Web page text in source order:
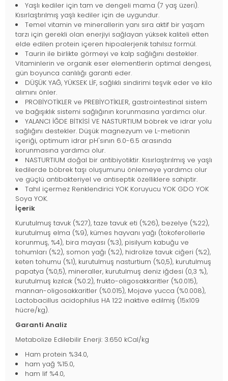
Yaşlı kediler için tam ve dengeli mama (7 yaş üzeri).
Kısırlaştırılmış yaşlı kediler için de uygundur.
Temel vitamin ve minerallerin yanı sıra aktif bir yaşam
tarzı için gerekli olan enerjiyi sağlayan yüksek kaliteli etten
elde edilen protein içeren hipoalerjenik tahılsız formül.
Taurin ile birlikte görmeyi ve kalp sağlığını destekler.
Vitaminlerin ve organik eser elementlerin optimal dengesi,
gün boyunca canlılığı garanti eder.
DÜŞÜK YAĞ, YÜKSEK LİF, sağlıklı sindirimi teşvik eder ve kilo
alımını önler.
PROBİYOTİKLER ve PREBİYOTİKLER, gastrointestinal sistem
ve bağışıklık sistemi sağlığının korunmasına yardımcı olur.
YALANCI İĞDE BİTKİSİ VE NASTURTIUM böbrek ve idrar yolu
sağlığını destekler. Düşük magnezyum ve L-metionin
içeriği, optimum idrar pH'sının 6.0-6.5 arasında
korunmasına yardımcı olur.
NASTURTIUM doğal bir antibiyotiktir. Kısırlaştırılmış ve yaşlı
kedilerde böbrek taşı oluşumunu önlemeye yardımcı olur
ve güçlü antibakteriyel ve antiseptik özelliklere sahiptir.
Tahıl içermez Renklendirici YOK Koruyucu YOK GDO YOK
Soya YOK.
İçerik
Kurutulmuş tavuk (%27), taze tavuk eti (%26), bezelye (%22),
kurutulmuş elma (%9), kümes hayvanı yağı (tokoferollerle
korunmuş, %4), bira mayası (%3), pisilyum kabuğu ve
tohumları (%2), somon yağı (%2), hidrolize tavuk ciğeri (%2),
keten tohumu (%1), kurutulmuş nasturtium (%0,5), kurutulmuş
papatya (%0,5), mineraller, kurutulmuş deniz iğdesi (0,3 %),
kurutulmuş kızılcık (%0.2), frukto-oligosakkaritler (%0.015),
mannan-oligosakkaritler (%0.015), Mojave yucca (%0.008),
Lactobacillus acidophilus HA 122 inaktive edilmiş (15x109
hücre/kg).
Garanti Analiz
Metabolize Edilebilir Enerji: 3.650 kCal/kg
Ham protein %34.0,
ham yağ %15.0,
ham lif %4.0,